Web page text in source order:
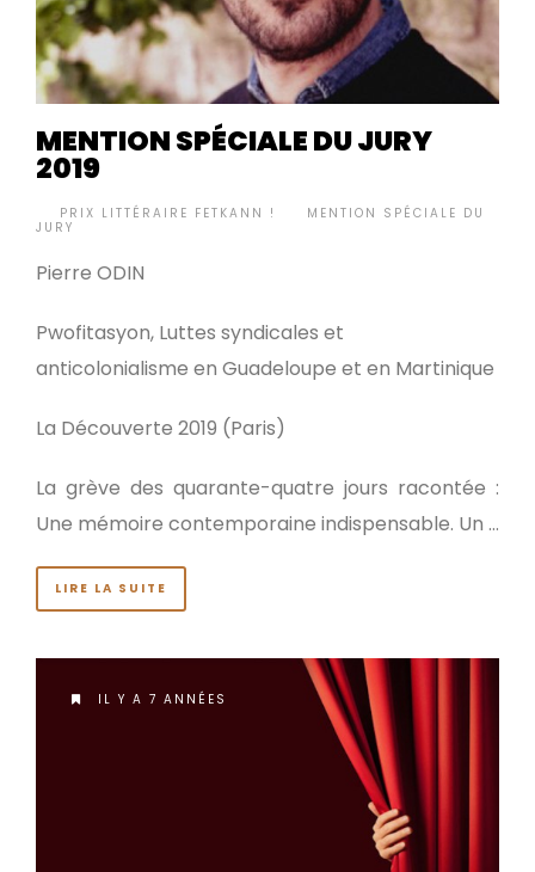
MENTION SPÉCIALE DU JURY
2019
PRIX LITTÉRAIRE FETKANN !
MENTION SPÉCIALE DU
JURY
Pierre ODIN
Pwofitasyon, Luttes syndicales et
anticolonialisme en Guadeloupe et en Martinique
La Découverte 2019 (Paris)
La grève des quarante-quatre jours racontée :
Une mémoire contemporaine indispensable. Un …
LIRE LA SUITE
IL Y A 7 ANNÉES